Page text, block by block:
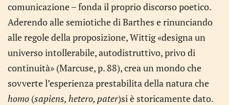
comunicazione – fonda il proprio discorso poetico.
Aderendo alle semiotiche di Barthes e rinunciando
alle regole della proposizione, Wittig «designa un
universo intollerabile, autodistruttivo, privo di
continuità» (Marcuse, p. 88), crea un mondo che
sovverte l’esperienza prestabilita della natura che
homo (sapiens, hetero, pater)si è storicamente dato.